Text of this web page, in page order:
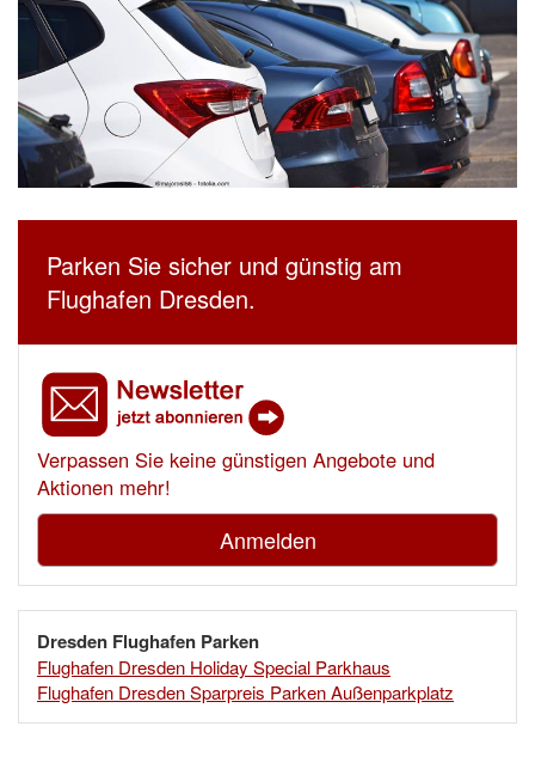
Parken Sie sicher und günstig am
Flughafen Dresden.
Verpassen Sie keine günstigen Angebote und
Aktionen mehr!
Anmelden
Dresden Flughafen Parken
Flughafen Dresden Holiday Special Parkhaus
Flughafen Dresden Sparpreis Parken Außenparkplatz